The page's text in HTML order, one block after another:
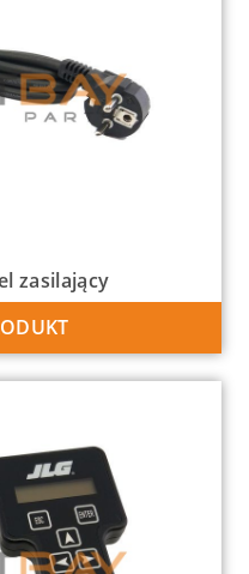
zasilający